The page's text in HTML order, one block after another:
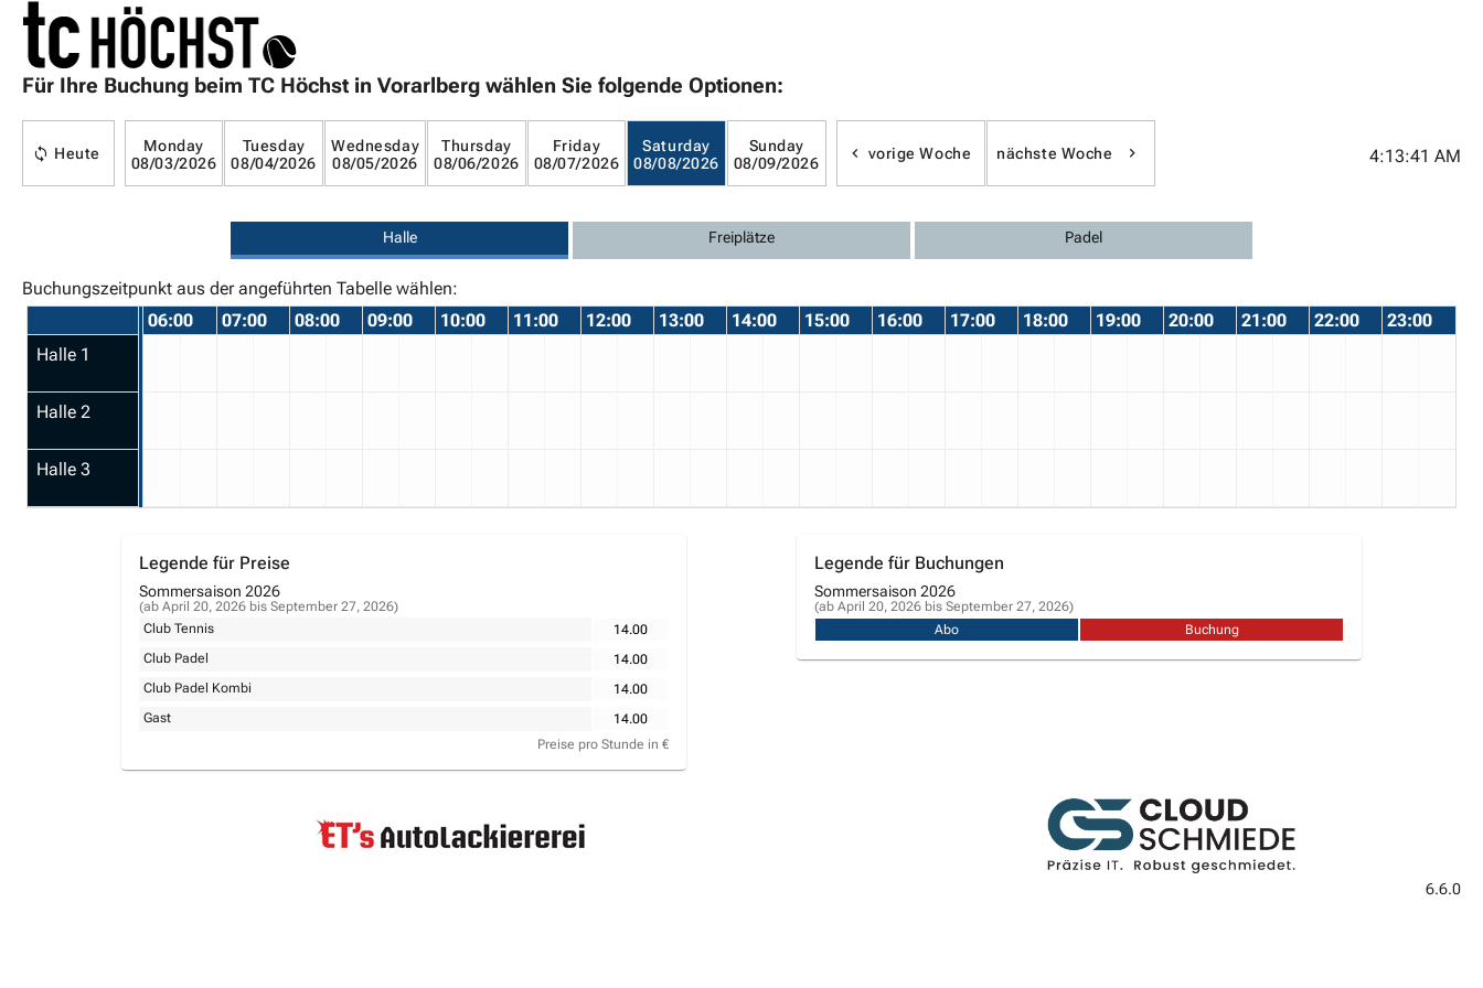
Für Ihre Buchung beim TC Höchst in Vorarlberg wählen Sie folgende Optionen:
Heute
Monday
08/03/2026
Tuesday
08/04/2026
Wednesday
08/05/2026
Thursday
08/06/2026
Friday
08/07/2026
Saturday
08/08/2026
Sunday
08/09/2026
vorige Woche nächste Woche 4:13:42 AM
Halle Freiplätze Padel
Buchungszeitpunkt aus der angeführten Tabelle wählen:
06:00
07:00 08:00 09:00 10:00 11:00 12:00 13:00 14:00 15:00 16:00 17:00 18:00 19:00 20:00 21:00 22:00
23:00
Halle 1
Halle 2
Halle 3
Legende für Preise
Sommersaison 2026
(ab April 20, 2026 bis September 27, 2026)
Club Tennis
14.00
Club Padel
14.00
Club Padel Kombi
14.00
Gast
14.00
Preise pro Stunde in €
Legende für Buchungen
Sommersaison 2026
(ab April 20, 2026 bis September 27, 2026)
Abo
Buchung
6.6.0